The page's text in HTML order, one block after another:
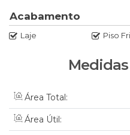
Acabamento
Laje Piso
Área Total:
Área Útil: